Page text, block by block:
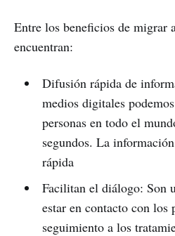
Entre los beneficios de migrar
encuentran:
Difusión rápida de
medios digitales
personas en todo el
segundos. La
rápida
Facilitan el diálogo: Son
estar en contacto con los
seguimiento a los